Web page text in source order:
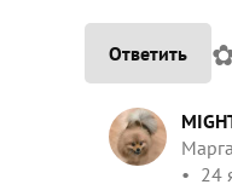
Ответить
24